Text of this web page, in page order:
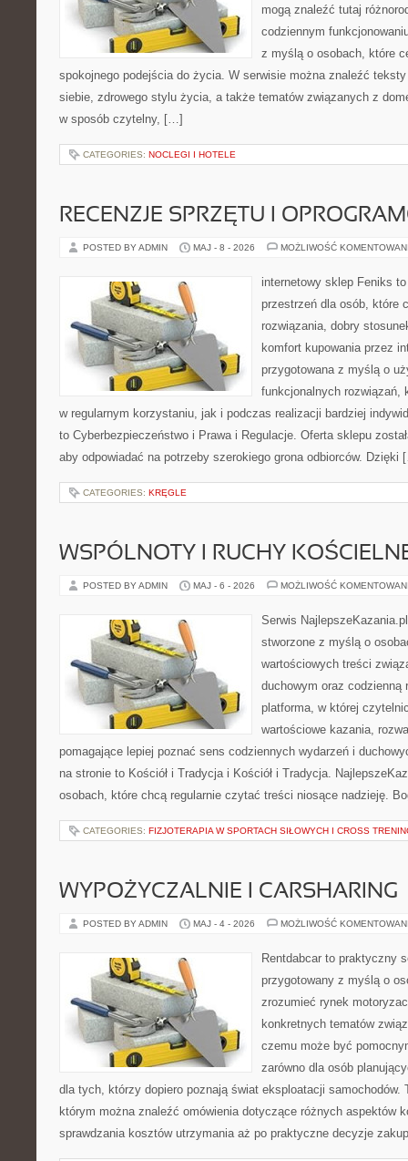
mogą znaleźć tutaj
codziennym
z myślą o osobach, które
spokojnego podejścia do życia. W serwisie można znaleźć
siebie, zdrowego stylu życia, a także tematów związanych z
w sposób czytelny, […]
CATEGORIES: NOCLEGI I HOTELE
RECENZJE SPRZĘTU I
POSTED BY ADMIN MAJ - 8 - 2026 MOŻLIWOŚĆ
internetowy sklep Feniks
przestrzeń dla osób, które
rozwiązania, dobry
komfort kupowania przez
przygotowana z myślą o
funkcjonalnych rozwiązań,
w regularnym korzystaniu, jak i podczas realizacji bardziej
to Cyberbezpieczeństwo i Prawa i Regulacje. Oferta sklepu
aby odpowiadać na potrzeby szerokiego grona odbiorców. Dzięki
CATEGORIES: KRĘGLE
WSPÓLNOTY I RUCHY
POSTED BY ADMIN MAJ - 6 - 2026 MOŻLIWOŚĆ
Serwis
stworzone z myślą o
wartościowych treści
duchowym oraz codzienną
platforma, w której
wartościowe kazania,
pomagające lepiej poznać sens codziennych wydarzeń i
na stronie to Kościół i Tradycja i Kościół i Tradycja.
osobach, które chcą regularnie czytać treści niosące nadzieję.
CATEGORIES: FIZJOTERAPIA W SPORTACH SIŁOWYCH I CROSS
WYPOŻYCZALNIE I CARSHARING
POSTED BY ADMIN MAJ - 4 - 2026 MOŻLIWOŚĆ
Rentdabcar to praktyczny
przygotowany z myślą o
zrozumieć rynek
konkretnych tematów
czemu może być
zarówno dla osób
dla tych, którzy dopiero poznają świat eksploatacji samochodów.
którym można znaleźć omówienia dotyczące różnych aspektów
sprawdzania kosztów utrzymania aż po praktyczne decyzje